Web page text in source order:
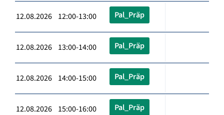
12.08.2026 12:00-13:00 Pal_Präp
12.08.2026 13:00-14:00 Pal_Präp
12.08.2026 14:00-15:00 Pal_Präp
12.08.2026 15:00-16:00 Pal_Präp